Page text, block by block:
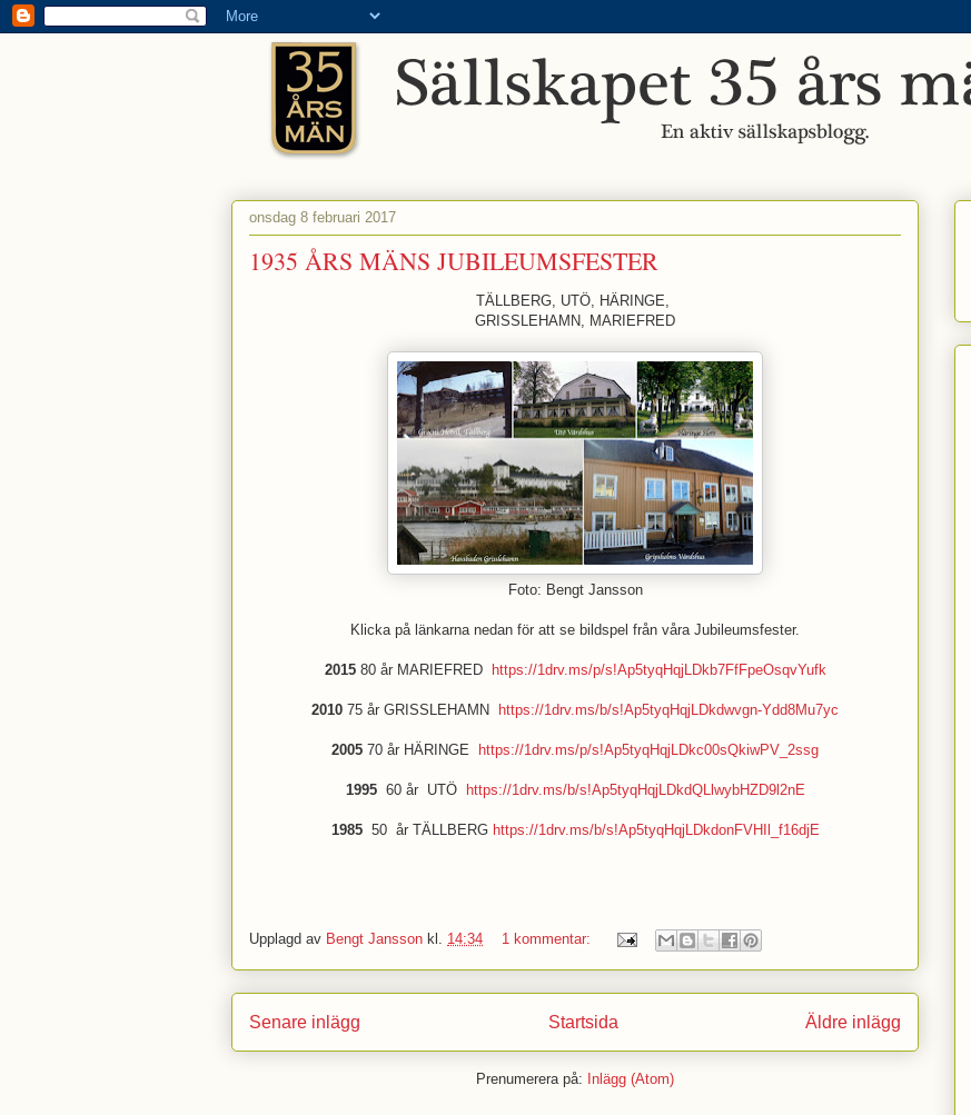
onsdag 8 februari 2017
1935 ÅRS MÄNS JUBILEUMSFESTER
TÄLLBERG, UTÖ, HÄRINGE,
GRISSLEHAMN, MARIEFRED
Foto: Bengt Jansson
Klicka på länkarna nedan för att se bildspel från våra Jubileumsfester.
2015 80 år MARIEFRED https://1drv.ms/p/s!Ap5tyqHqjLDkb7FfFpeOsqvYufk
2010 75 år GRISSLEHAMN https://1drv.ms/b/s!Ap5tyqHqjLDkdwvgn-Ydd8Mu7yc
2005 70 år HÄRINGE https://1drv.ms/p/s!Ap5tyqHqjLDkc00sQkiwPV_2ssg
199560 år UTÖ https://1drv.ms/b/s!Ap5tyqHqjLDkdQLlwybHZD9l2nE
198550 år TÄLLBERG https://1drv.ms/b/s!Ap5tyqHqjLDkdonFVHIl_f16djE
Upplagd av Bengt Jansson kl. 14:34 1 kommentar:
Senare inlägg Äldre inlägg
Startsida
Prenumerera på: Inlägg (Atom)